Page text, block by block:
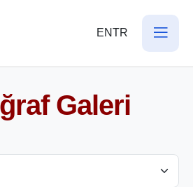
ENTR
Galeri